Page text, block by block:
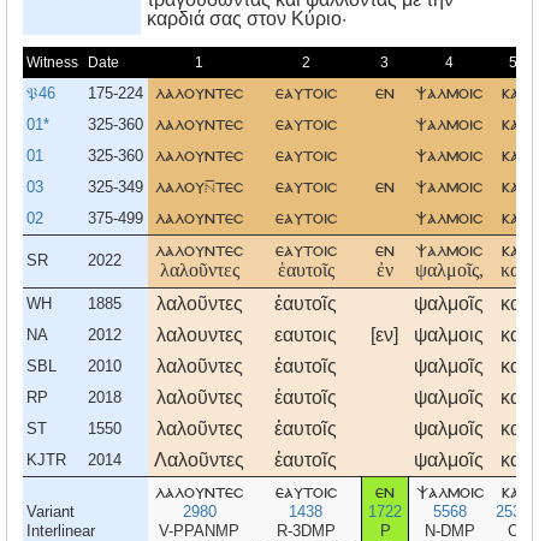
καρδιά σας στον Kύριο·
Witness Date 1 2 3 4 5
𝔓46 175-224 λαλουντεσ εαυτοισ εν ψαλμοισ και
01* 325-360 λαλουντεσ εαυτοισ ψαλμοισ και
01 325-360 λαλουντεσ εαυτοισ ψαλμοισ και
03 325-349 λαλουτεσ εαυτοισ εν ψαλμοισ και
02 375-499 λαλουντεσ εαυτοισ ψαλμοισ και
SR 2022
λαλουντεσ
λαλοῦντες
εαυτοισ
ἑαυτοῖς
εν
ἐν
ψαλμοισ
ψαλμοῖς,
και
καὶ
WH 1885 λαλοῦντες ἑαυτοῖς ψαλμοῖς καὶ
NA 2012 λαλουντες εαυτοις [εν] ψαλμοις και
SBL 2010 λαλοῦντες ἑαυτοῖς ψαλμοῖς καὶ
RP 2018 λαλοῦντες ἑαυτοῖς ψαλμοῖς καὶ
ST 1550 λαλοῦντες ἑαυτοῖς ψαλμοῖς καὶ
KJTR 2014 Λαλοῦντες ἑαυτοῖς ψαλμοῖς καὶ
Variant
Interlinear
λαλουντεσ
2980
V-PPANMP
εαυτοισ
1438
R-3DMP
εν
1722
P
ψαλμοισ
5568
N-DMP
και
2532
C